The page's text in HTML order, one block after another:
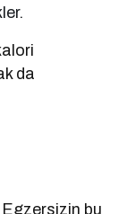
da
Egzersizin bu